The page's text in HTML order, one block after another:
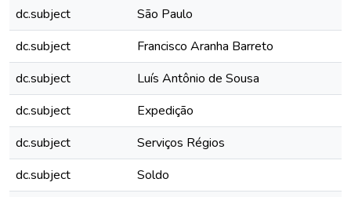
dc.subject
São Paulo
dc.subject
Francisco Aranha Barreto
dc.subject
Luís Antônio de Sousa
dc.subject
Expedição
dc.subject
Serviços Régios
dc.subject
Soldo